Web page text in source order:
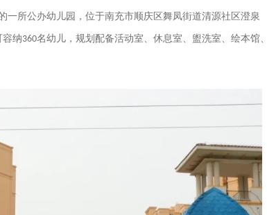
所公办幼儿园，位于南充市顺庆区舞凤街道清源社区澄泉
容纳360名幼儿，规划配备活动室、休息室、盥洗室、绘本馆、